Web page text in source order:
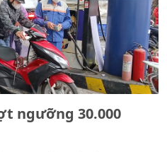
ngưỡng 30.000